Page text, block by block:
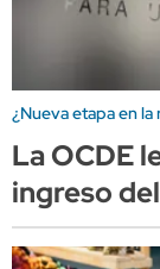
¿Nueva etapa en la
La OCDE
ingreso